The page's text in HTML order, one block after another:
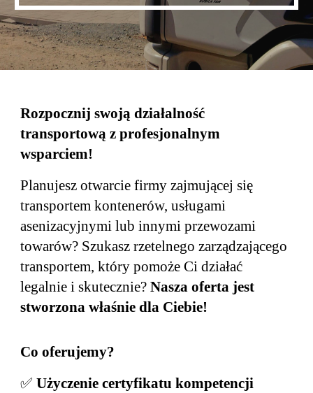
Rozpocznij swoją działalność
transportową z profesjonalnym
wsparciem!
Planujesz otwarcie firmy zajmującej się
transportem kontenerów, usługami
asenizacyjnymi lub innymi przewozami
towarów? Szukasz rzetelnego zarządzającego
transportem, który pomoże Ci działać
legalnie i skutecznie?Nasza oferta jest
stworzona właśnie dla Ciebie!
Co oferujemy?
✅Użyczenie certyfikatu kompetencji